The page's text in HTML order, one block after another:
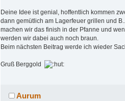
Deine Idee ist genial, hoffentlich kommen
dann gemütlich am Lagerfeuer grillen und
machen wir das finish in der Pfanne und
werden wir dabei auch noch braun.
Beim nächsten Beitrag werde ich wieder
Gruß Berggold
Aurum